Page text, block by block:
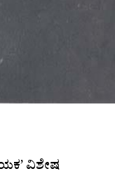
ವಿಶೇಷ